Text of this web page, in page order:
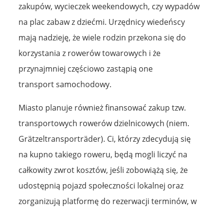
zakupów, wycieczek weekendowych, czy wypadów
na plac zabaw z dziećmi. Urzędnicy wiedeńscy
mają nadzieję, że wiele rodzin przekona się do
korzystania z rowerów towarowych i że
przynajmniej częściowo zastąpią one
transport samochodowy.
Miasto planuje również finansować zakup tzw.
transportowych rowerów dzielnicowych (niem.
Grätzeltransporträder). Ci, którzy zdecydują się
na kupno takiego roweru, będą mogli liczyć na
całkowity zwrot kosztów, jeśli zobowiążą się, że
udostępnią pojazd społeczności lokalnej oraz
zorganizują platformę do rezerwacji terminów, w